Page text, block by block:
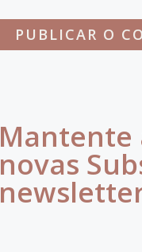
Mantente
novas